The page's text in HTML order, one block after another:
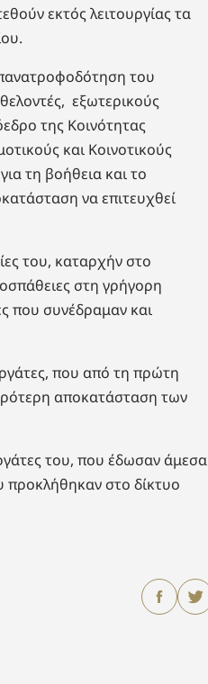
εκτός λειτουργίας τα
του
εξωτερικούς
της Κοινότητας
και Κοινοτικούς
τη βοήθεια και το
να επιτευχθεί
του, καταρχήν στο
στη γρήγορη
που συνέδραμαν και
που από τη πρώτη
αποκατάσταση των
του, που έδωσαν άμεσα
προκλήθηκαν στο δίκτυο